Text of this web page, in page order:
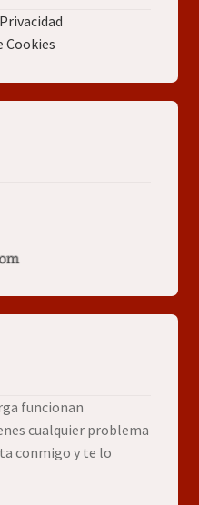
Cookies
funcionan
cualquier problema
conmigo y te lo